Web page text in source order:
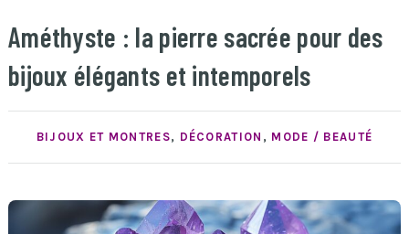
Améthyste : la pierre sacrée pour des
bijoux élégants et intemporels
BIJOUX ET MONTRES, DÉCORATION , MODE / BEAUTÉ